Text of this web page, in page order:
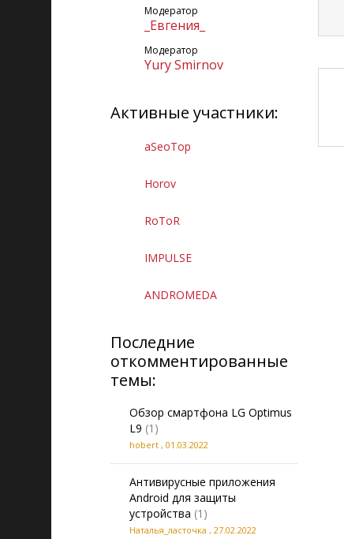
Модератор
_Евгения_
Модератор
Yury Smirnov
Активные участники:
aSeoTop
Horov
RoToR
IMPULSE
ANDROMEDA
Последние
откомментированные
темы:
Обзор смартфона LG Optimus
L9 (1)
hobert , 01.03.2022
Антивирусные приложения
Android для защиты
устройства (1)
Наталья_ласточка , 27.02.2022